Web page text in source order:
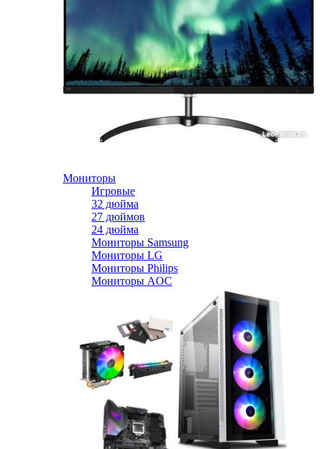
Мониторы
Игровые
32 дюйма
27 дюймов
24 дюйма
Мониторы Samsung
Мониторы LG
Мониторы Philips
Мониторы AOC